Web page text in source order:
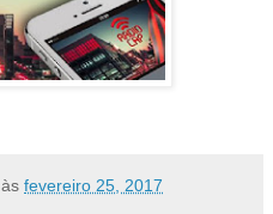
às fevereiro 25, 2017